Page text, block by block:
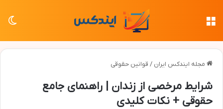
مجله ایندکس ایران / قوانین حقوقی
شرایط مرخصی از زندان | راهنمای جامع
حقوقی + نکات کلیدی